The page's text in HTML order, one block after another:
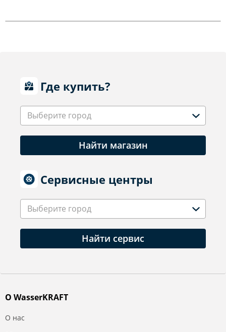
Где купить?
Выберите город
Найти магазин
Сервисные центры
Выберите город
Найти сервис
О WasserKRAFT
О нас